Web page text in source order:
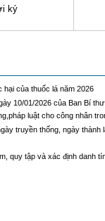
ký
của thuốc lá năm 2026
10/01/2026 của Ban Bí
luật cho công nhân
truyền thống, ngày thành
quy tập và xác định danh